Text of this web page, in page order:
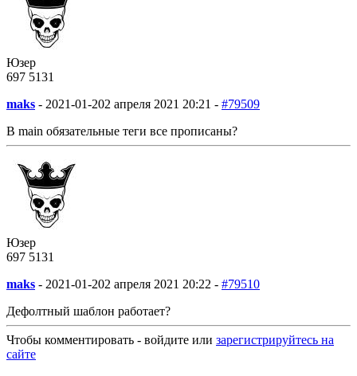
Юзер
697 5131
maks - 2021-01-202 апреля 2021 20:21 - #79509
В main обязательные теги все прописаны?
Юзер
697 5131
maks - 2021-01-202 апреля 2021 20:22 - #79510
Дефолтный шаблон работает?
Чтобы комментировать - войдите или зарегистрируйтесь на
сайте